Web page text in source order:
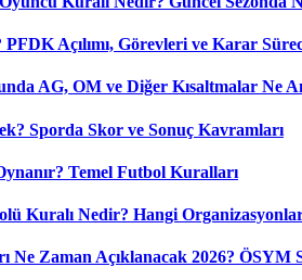
Açılımı, Görevleri ve Karar
AG, OM ve Diğer Kısaltmalar Ne
Sporda Skor ve Sonuç Kavramları
Temel Futbol Kuralları
Kuralı Nedir? Hangi
Ne Zaman Açıklanacak 2026?